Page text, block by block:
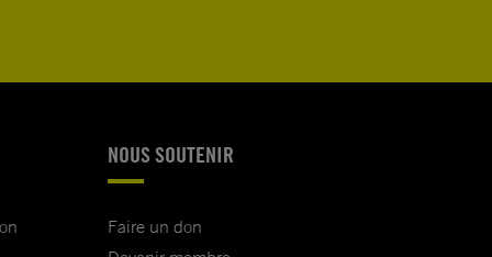
NOUS SOUTENIR
Faire un don